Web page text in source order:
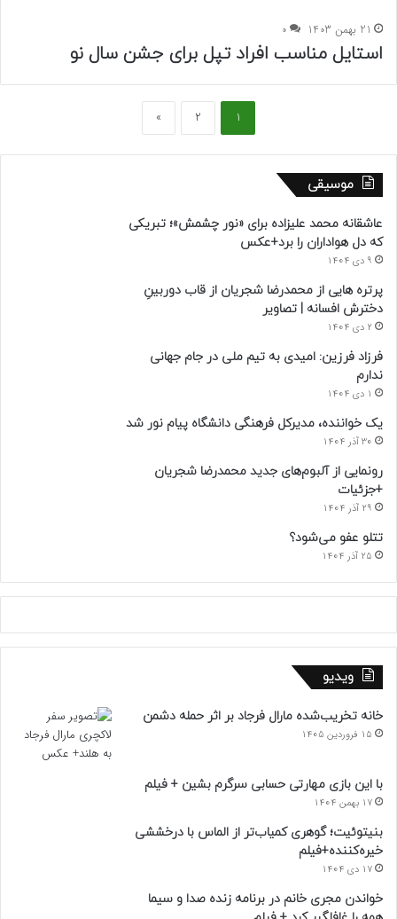
21 بهمن 1403 0
استایل مناسب افراد تپل برای جشن سال نو
1
2
»
موسیقی
عاشقانه محمد علیزاده برای «نور چشمش»؛ تبریکی
که دل هواداران را برد+عکس
9 دی 1404
پرتره هایی از محمدرضا شجریان از قاب دوربینِ
دخترش افسانه | تصاویر
2 دی 1404
فرزاد فرزین: امیدی به تیم ملی در جام جهانی
ندارم
1 دی 1404
یک خواننده، مدیرکل فرهنگی دانشگاه پیام نور شد
30 آذر 1404
رونمایی از آلبوم‌های جدید محمدرضا شجریان
+جزئیات
29 آذر 1404
تتلو عفو می‌شود؟
25 آذر 1404
ویدیو
خانه تخریب‌شده مارال فرجاد بر اثر حمله دشمن
15 فروردین 1405
با این بازی مهارتی حسابی سرگرم بشین + فیلم
17 بهمن 1404
بنیتوئیت؛ گوهری کمیاب‌تر از الماس با درخششی
خیره‌کننده+فیلم
17 دی 1404
خواندن مجری خانم در برنامه زنده صدا و سیما